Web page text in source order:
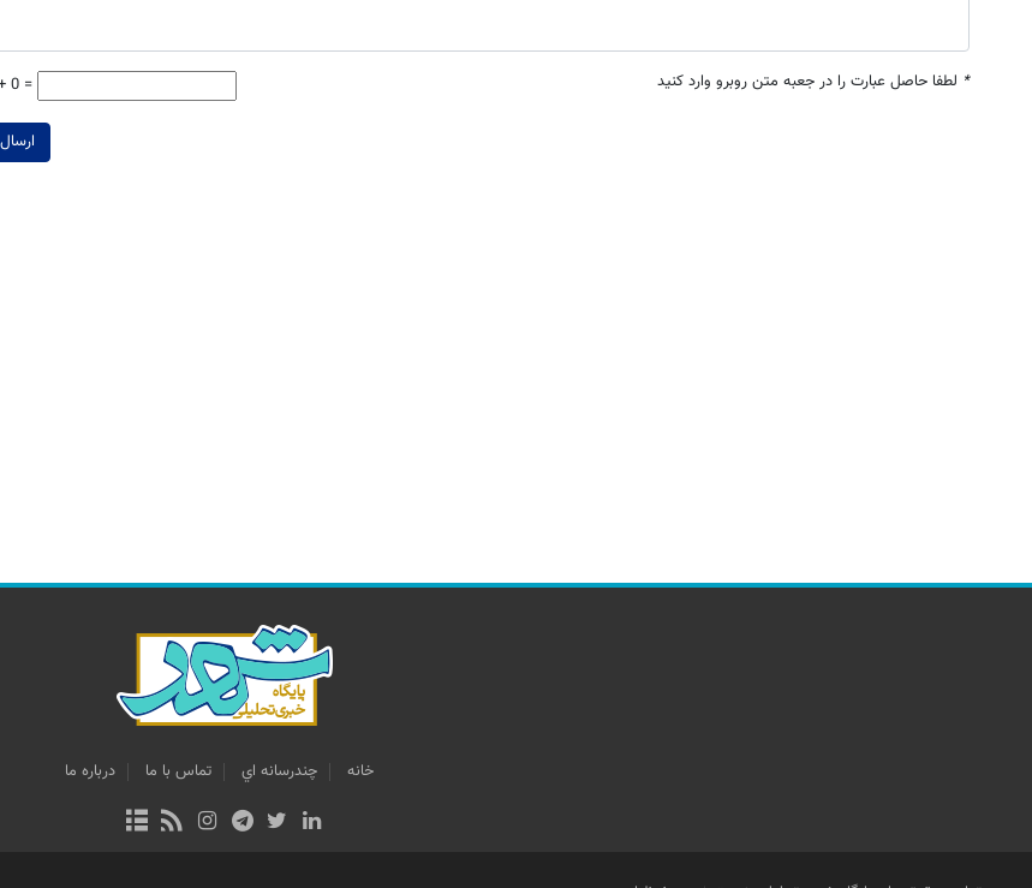
* لطفا حاصل عبارت را در جعبه متن روبرو وارد کنید 0 =
ارسال
خانه چندرسانه اي تماس با ما درباره ما